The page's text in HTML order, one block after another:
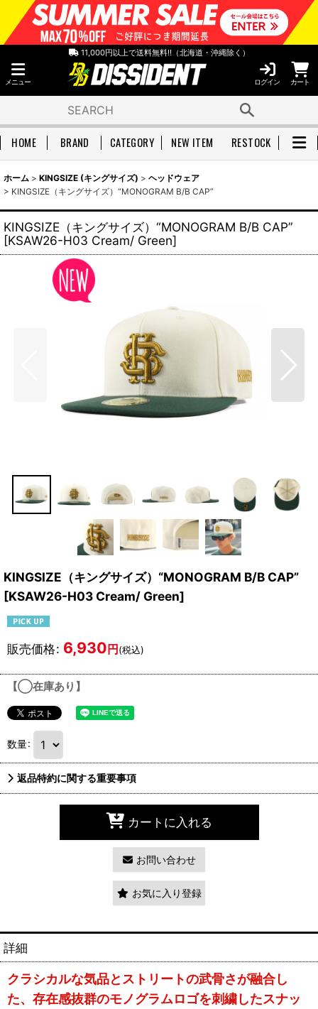
11,000円以上で送料無料!!（北海道・沖縄除く）
メニュー ログイン カート
HOME BRAND CATEGORY NEW ITEM RESTOCK
ホーム > KINGSIZE (キングサイズ) > ヘッドウェア
> KINGSIZE（キングサイズ）“MONOGRAM B/B CAP”
KINGSIZE（キングサイズ）“MONOGRAM B/B CAP”
[KSAW26-H03 Cream/ Green]
KINGSIZE（キングサイズ）“MONOGRAM B/B CAP”
[KSAW26-H03 Cream/ Green]
販売価格: 6,930円(税込)
【◯在庫あり】
数量:
返品特約に関する重要事項
カートに入れる
お問い合わせ
お気に入り登録
詳細
クラシカルな気品とストリートの武骨さが融合し
た、存在感抜群のモノグラムロゴを刺繍したスナッ